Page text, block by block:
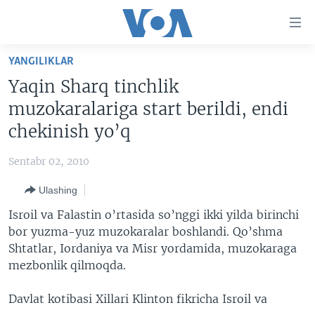
Boshiga
Qidiruvga
o'ting
AMERIKA
MARKAZIY OSIYO
AMERIKA MANZARALARI
XALQARO HAYOT
VASHINGTON CHOYXONASI
MOBIL-SALOM!
FACEBOOK
INSTAGRAM
INGLIZ TILI DARSLARI
YANGILIKLAR
Yaqin Sharq tinchlik
muzokaralariga start berildi, endi
chekinish yo’q
Sentabr 02, 2010
Ulashing
Isroil va Falastin o’rtasida so’nggi ikki yilda birinchi
bor yuzma-yuz muzokaralar boshlandi. Qo’shma
Shtatlar, Iordaniya va Misr yordamida, muzokaraga
mezbonlik qilmoqda.
Davlat kotibasi Xillari Klinton fikricha Isroil va